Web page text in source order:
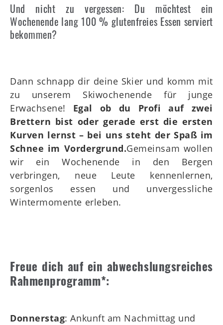
Und nicht zu vergessen: Du möchtest ein
Wochenende lang 100 % glutenfreies Essen serviert
bekommen?
Dann schnapp dir deine Skier und komm mit
zu unserem Skiwochenende für junge
Erwachsene! Egal ob du Profi auf zwei
Brettern bist oder gerade erst die ersten
Kurven lernst – bei uns steht der Spaß im
Schnee im Vordergrund.Gemeinsam wollen
wir ein Wochenende in den Bergen
verbringen, neue Leute kennenlernen,
sorgenlos essen und unvergessliche
Wintermomente erleben.
Freue dich auf ein abwechslungsreiches
Rahmenprogramm*:
Donnerstag: Ankunft am Nachmittag und